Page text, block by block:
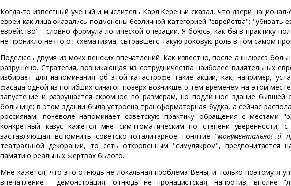
Когда-то известный ученый и мыслитель Карл Кереньи сказал, что двери
евреи как лица оказались подменены безличной категорией "еврейства"; "убивать
еврейство" - словно формула логической операции. Я боюсь, как бы в практику
не проникло нечто от схематизма, сыгравшего такую роковую роль в том самом
Поделюсь двумя из моих венских впечатлений. Как известно, после аншлюсса
разрушено. Стратегия, возникающая из сотрудничества наиболее влиятельных
избирает для напоминания об этой катастрофе такие акции, как, например,
фасада одной из погибших синагог поверх возникшего тем временем на этом
запустение и разрушается скромное по размерам, но подлинное здание бывшей
больнице; в этом здании была устроена трансформаторная будка, а сейчас
россиянам, поневоле напоминает советскую практику обращения с местами "
конкретный казус кажется мне симптоматическим по степени уверенности,
заставляющая вспомнить советско-тоталитарное понятие "монументально! й
театральной декорации, то есть откровенным "симулякром", предпочитается
памяти о реальных жертвах былого.
Мне кажется, что это отнюдь не локальная проблема Вены, и только поэтому я
впечатление - демонстрация, отнюдь не пронацистская, напротив, вполне